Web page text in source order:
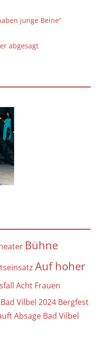
junge Beine“
abgesagt
Bühne
Auf hoher
Acht Frauen
Vilbel 2024 Bergfest
Absage Bad Vilbel